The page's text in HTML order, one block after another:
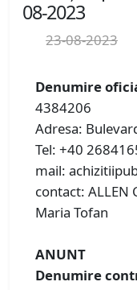
08-2023
23-08-2023
Denumire
4384206
Adresa:
Tel: +40
mail:
contact: ALLEN
Maria Tofan
ANUNT
Denumire